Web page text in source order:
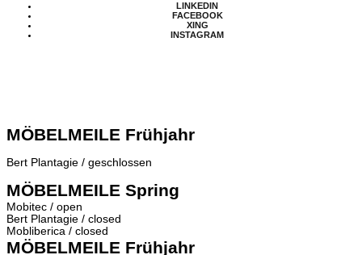
LINKEDIN
FACEBOOK
XING
INSTAGRAM
MÖBELMEILE Frühjahr
Bert Plantagie / geschlossen
MÖBELMEILE Spring
Mobitec / open
Bert Plantagie / closed
Mobliberica / closed
MÖBELMEILE Frühjahr